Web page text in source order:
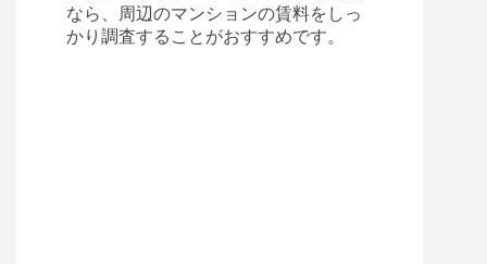
なら、周辺のマンションの賃料をしっ
かり調査することがおすすめです。